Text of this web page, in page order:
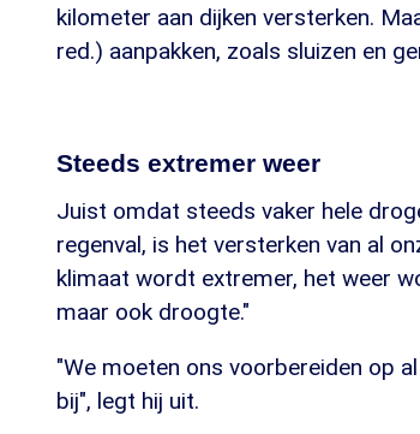
kilometer aan dijken versterken.
red.) aanpakken, zoals sluizen en
Steeds extremer weer
Juist omdat steeds vaker hele
regenval, is het versterken van al
klimaat wordt extremer, het weer
maar ook droogte."
"We moeten ons voorbereiden op
bij", legt hij uit.